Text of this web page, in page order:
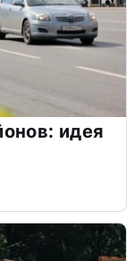
идея